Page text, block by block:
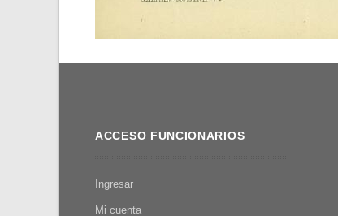
ACCESO FUNCIONARIOS
Ingresar
Mi cuenta